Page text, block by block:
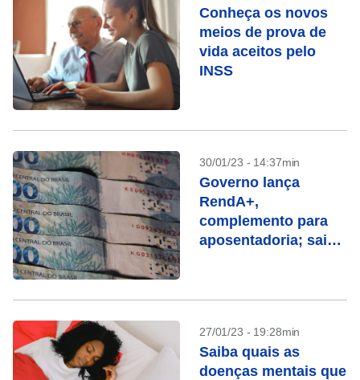
Conheça os novos
meios de prova de
vida aceitos pelo
INSS
30/01/23 - 14:37min
Governo lança
RendA+,
complemento para
aposentadoria; saiba
27/01/23 - 19:28min
Saiba quais as
doenças mentais que